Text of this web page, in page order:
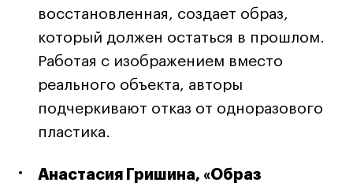
восстановленная, создает образ,
который должен остаться в прошлом.
Работая с изображением вместо
реального объекта, авторы
подчеркивают отказ от одноразового
пластика.
Анастасия Гришина, «Образ